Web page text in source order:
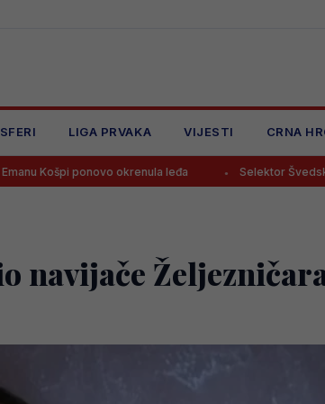
LIGA PRVAKA VIJESTI CRNA
okrenula leđa Selektor Švedske otputovao
navijače